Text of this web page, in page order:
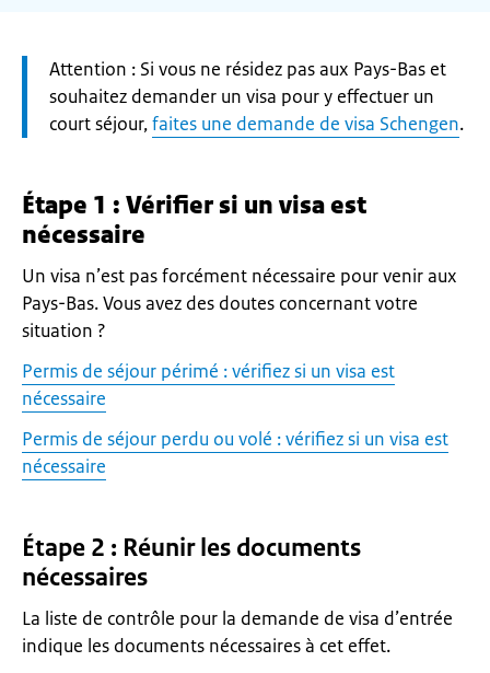
Let
op:
Attention : Si vous ne résidez pas aux Pays-Bas et
souhaitez demander un visa pour y effectuer un
court séjour,faites une demande de visa Schengen.
Étape 1 : Vérifier si un visa est
nécessaire
Un visa n’est pas forcément nécessaire pour venir aux
Pays-Bas. Vous avez des doutes concernant votre
situation ?
Permis de séjour périmé : vérifiez si un visa est
nécessaire
Permis de séjour perdu ou volé : vérifiez si un visa est
nécessaire
Étape 2 : Réunir les documents
nécessaires
La liste de contrôle pour la demande de visa d’entrée
indique les documents nécessaires à cet effet.